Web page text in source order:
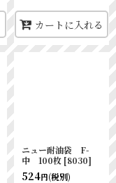
カートに入れる
ニュー耐油袋 F-
中 100枚 [8030]
524円(税別)